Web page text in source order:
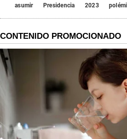
asumir
Presidencia 2023